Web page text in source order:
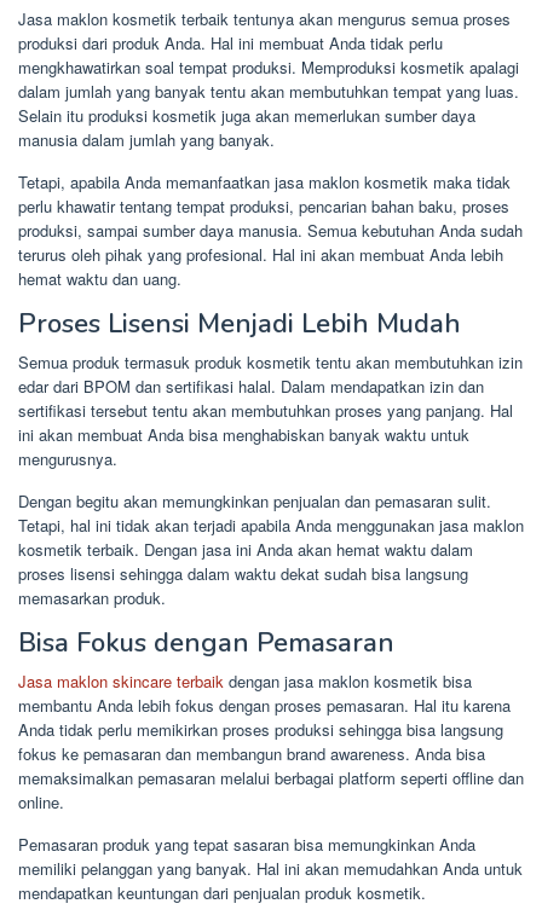
Jasa maklon kosmetik terbaik tentunya akan mengurus semua proses
produksi dari produk Anda. Hal ini membuat Anda tidak perlu
mengkhawatirkan soal tempat produksi. Memproduksi kosmetik apalagi
dalam jumlah yang banyak tentu akan membutuhkan tempat yang luas.
Selain itu produksi kosmetik juga akan memerlukan sumber daya
manusia dalam jumlah yang banyak.
Tetapi, apabila Anda memanfaatkan jasa maklon kosmetik maka tidak
perlu khawatir tentang tempat produksi, pencarian bahan baku, proses
produksi, sampai sumber daya manusia. Semua kebutuhan Anda sudah
terurus oleh pihak yang profesional. Hal ini akan membuat Anda lebih
hemat waktu dan uang.
Proses Lisensi Menjadi Lebih Mudah
Semua produk termasuk produk kosmetik tentu akan membutuhkan izin
edar dari BPOM dan sertifikasi halal. Dalam mendapatkan izin dan
sertifikasi tersebut tentu akan membutuhkan proses yang panjang. Hal
ini akan membuat Anda bisa menghabiskan banyak waktu untuk
mengurusnya.
Dengan begitu akan memungkinkan penjualan dan pemasaran sulit.
Tetapi, hal ini tidak akan terjadi apabila Anda menggunakan jasa maklon
kosmetik terbaik. Dengan jasa ini Anda akan hemat waktu dalam
proses lisensi sehingga dalam waktu dekat sudah bisa langsung
memasarkan produk.
Bisa Fokus dengan Pemasaran
Jasa maklon skincare terbaik dengan jasa maklon kosmetik bisa
membantu Anda lebih fokus dengan proses pemasaran. Hal itu karena
Anda tidak perlu memikirkan proses produksi sehingga bisa langsung
fokus ke pemasaran dan membangun brand awareness. Anda bisa
memaksimalkan pemasaran melalui berbagai platform seperti offline dan
online.
Pemasaran produk yang tepat sasaran bisa memungkinkan Anda
memiliki pelanggan yang banyak. Hal ini akan memudahkan Anda untuk
mendapatkan keuntungan dari penjualan produk kosmetik.